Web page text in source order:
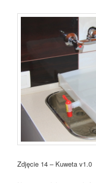
Zdjęcie 14 – Kuweta v1.0